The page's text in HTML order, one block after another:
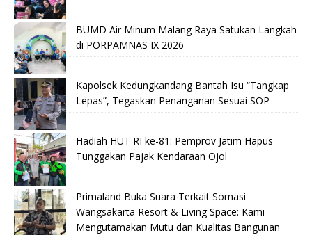
BUMD Air Minum Malang Raya Satukan Langkah
di PORPAMNAS IX 2026
Kapolsek Kedungkandang Bantah Isu “Tangkap
Lepas”, Tegaskan Penanganan Sesuai SOP
Hadiah HUT RI ke-81: Pemprov Jatim Hapus
Tunggakan Pajak Kendaraan Ojol
Primaland Buka Suara Terkait Somasi
Wangsakarta Resort & Living Space: Kami
Mengutamakan Mutu dan Kualitas Bangunan